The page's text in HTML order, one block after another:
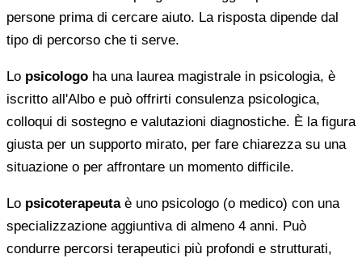
persone prima di cercare aiuto. La risposta dipende dal
tipo di percorso che ti serve.
Lo psicologo ha una laurea magistrale in psicologia, è
iscritto all'Albo e può offrirti consulenza psicologica,
colloqui di sostegno e valutazioni diagnostiche. È la figura
giusta per un supporto mirato, per fare chiarezza su una
situazione o per affrontare un momento difficile.
Lo psicoterapeutaè uno psicologo (o medico) con una
specializzazione aggiuntiva di almeno 4 anni. Può
condurre percorsi terapeutici più profondi e strutturati,